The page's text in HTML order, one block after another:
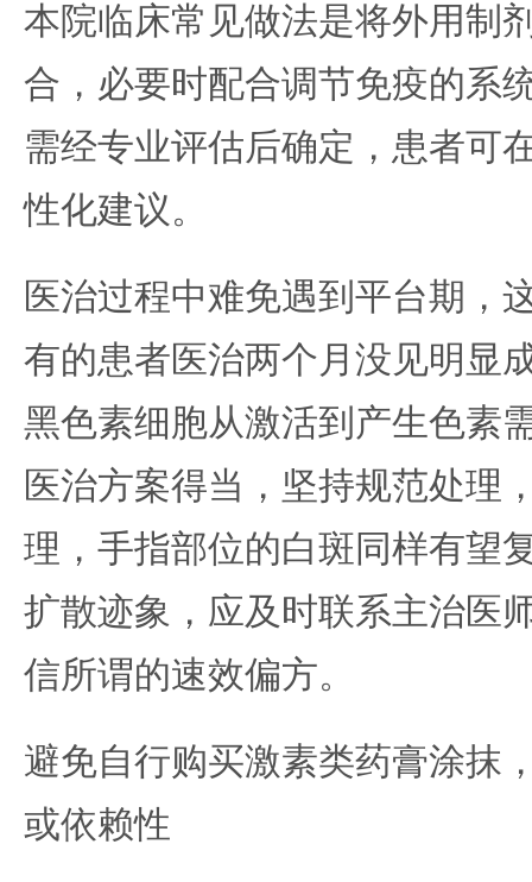
本院临床常见做法是将外用制
合，必要时配合调节免疫的系
需经专业评估后确定，患者可
性化建议。
医治过程中难免遇到平台期，
有的患者医治两个月没见明显
黑色素细胞从激活到产生色素
医治方案得当，坚持规范处理
理，手指部位的白斑同样有望
扩散迹象，应及时联系主治医
信所谓的速效偏方。
避免自行购买激素类药膏涂抹
或依赖性